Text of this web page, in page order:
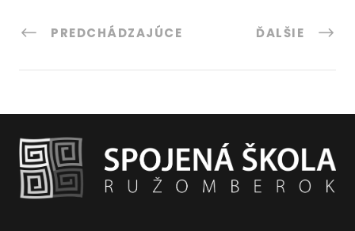
PREDCHÁDZAJÚCE ĎALŠIE